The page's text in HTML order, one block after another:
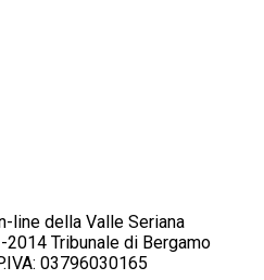
line della Valle Seriana
Tribunale di Bergamo
03796030165